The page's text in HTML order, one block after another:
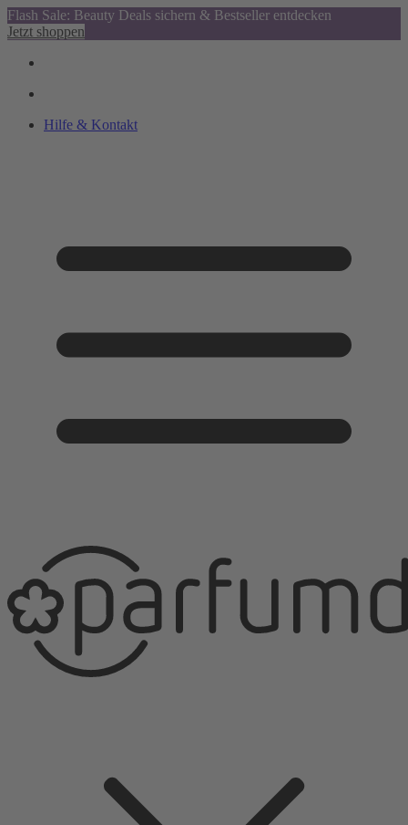
Flash Sale: Beauty Deals sichern & Bestseller entdecken
Jetzt shoppen
Hilfe & Kontakt